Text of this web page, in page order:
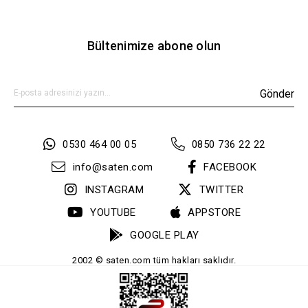
Bültenimize abone olun
Gönder
0530 464 00 05
0850 736 22 22
info@saten.com
FACEBOOK
INSTAGRAM
TWITTER
YOUTUBE
APPSTORE
GOOGLE PLAY
2002 © saten.com tüm hakları saklıdır.